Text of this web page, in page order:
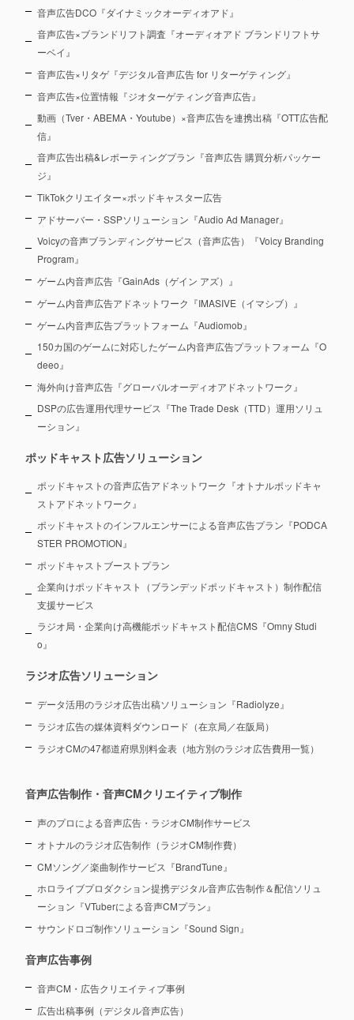
音声広告DCO『ダイナミックオーディオアド』
音声広告×ブランドリフト調査『オーディオアド ブランドリフトサ
ーベイ』
音声広告×リタゲ『デジタル音声広告 for リターゲティング』
音声広告×位置情報『ジオターゲティング音声広告』
動画（Tver・ABEMA・Youtube）×音声広告を連携出稿『OTT広告配
信』
音声広告出稿&レポーティングプラン『音声広告 購買分析パッケー
ジ』
TikTokクリエイター×ポッドキャスター広告
アドサーバー・SSPソリューション『Audio Ad Manager』
Voicyの音声ブランディングサービス（音声広告）『Voicy Branding
Program』
ゲーム内音声広告『GainAds（ゲイン アズ）』
ゲーム内音声広告アドネットワーク『IMASIVE（イマシブ）』
ゲーム内音声広告プラットフォーム『Audiomob』
150カ国のゲームに対応したゲーム内音声広告プラットフォーム『O
deeo』
海外向け音声広告『グローバルオーディオアドネットワーク』
DSPの広告運用代理サービス『The Trade Desk（TTD）運用ソリュ
ーション』
ポッドキャスト広告ソリューション
ポッドキャストの音声広告アドネットワーク『オトナルポッドキャ
ストアドネットワーク』
ポッドキャストのインフルエンサーによる音声広告プラン『PODCA
STER PROMOTION』
ポッドキャストブーストプラン
企業向けポッドキャスト（ブランデッドポッドキャスト）制作配信
支援サービス
ラジオ局・企業向け高機能ポッドキャスト配信CMS『Omny Studi
o』
ラジオ広告ソリューション
データ活用のラジオ広告出稿ソリューション『Radiolyze』
ラジオ広告の媒体資料ダウンロード（在京局／在阪局）
ラジオCMの47都道府県別料金表（地方別のラジオ広告費用一覧）
音声広告制作・音声CMクリエイティブ制作
声のプロによる音声広告・ラジオCM制作サービス
オトナルのラジオ広告制作（ラジオCM制作費）
CMソング／楽曲制作サービス『BrandTune』
ホロライブプロダクション提携デジタル音声広告制作＆配信ソリュ
ーション 『VTuberによる音声CMプラン』
サウンドロゴ制作ソリューション『Sound Sign』
音声広告事例
音声CM・広告クリエイティブ事例
広告出稿事例（デジタル音声広告）